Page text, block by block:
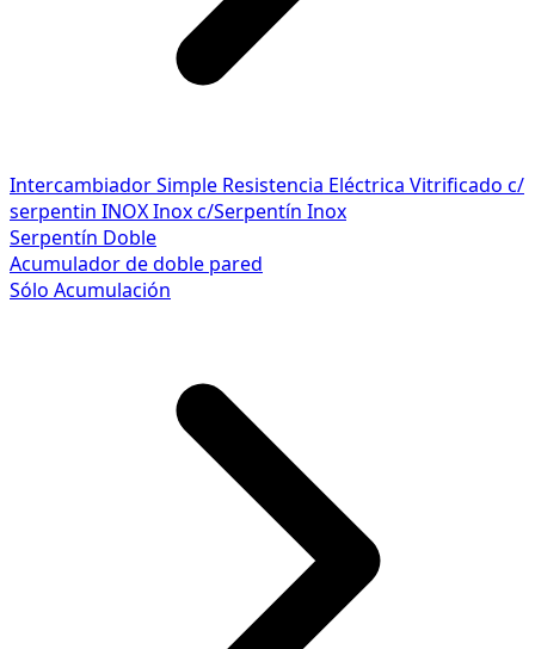
Intercambiador Simple Resistencia Eléctrica Vitrificado c/
serpentin INOXInox c/Serpentín Inox
Serpentín Doble
Acumulador de doble pared
Sólo Acumulación